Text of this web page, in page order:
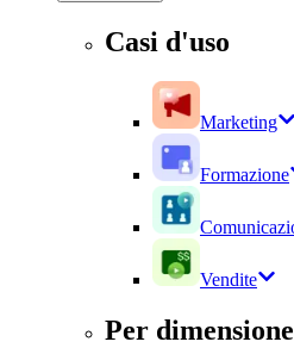
Casi d'uso
Marketing
Formazione
Vendite
Per